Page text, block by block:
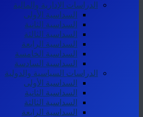
الدراسات الإدارية والمالية
السداسية الأولى
السداسية الثانية
السداسية الثالثة
السداسية الرابعة
السداسية الخامسة
السداسية السادسة
الدراسات السياسية والدولية
السداسية الأولى
السداسية الثانية
السداسية الثالثة
السداسية الرابعة